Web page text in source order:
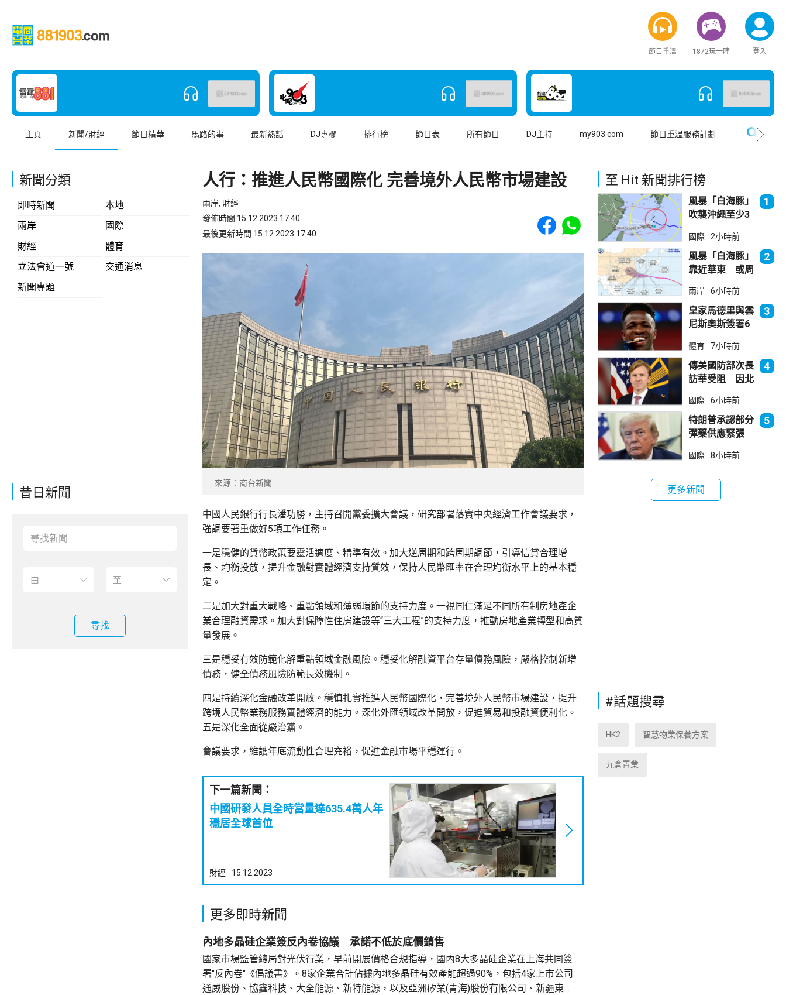
節目重溫 1872玩一陣 登入
主頁 新聞/財經 節目精華 馬路的事 最新熱話 DJ專欄 排行榜 節目表 所有節目 DJ主持 my903.com 節目重溫服務計劃
新聞分類
即時新聞
本地
兩岸
國際
財經
體育
立法會道一號
交通消息
新聞專題
昔日新聞
尋找
人行：推進人民幣國際化 完善境外人民幣市場建設
兩岸, 財經
發佈時間 15.12.2023 17:40
最後更新時間 15.12.2023 17:40
Share to Facebook
Share to WhatsApp
來源：商台新聞
中國人民銀行行長潘功勝，主持召開黨委擴大會議，研究部署落實中央經濟工作會議要求，
強調要著重做好5項工作任務。
一是穩健的貨幣政策要靈活適度、精準有效。加大逆周期和跨周期調節，引導信貸合理增
長、均衡投放，提升金融對實體經濟支持質效，保持人民幣匯率在合理均衡水平上的基本穩
定。
二是加大對重大戰略、重點領域和薄弱環節的支持力度。一視同仁滿足不同所有制房地產企
業合理融資需求。加大對保障性住房建設等“三大工程”的支持力度，推動房地產業轉型和高質
量發展。
三是穩妥有效防範化解重點領域金融風險。穩妥化解融資平台存量債務風險，嚴格控制新增
債務，健全債務風險防範長效機制。
四是持續深化金融改革開放。穩慎扎實推進人民幣國際化，完善境外人民幣市場建設，提升
跨境人民幣業務服務實體經濟的能力。深化外匯領域改革開放，促進貿易和投融資便利化。
五是深化全面從嚴治黨。
會議要求，維護年底流動性合理充裕，促進金融市場平穩運行。
下一篇新聞：
中國研發人員全時當量達635.4萬人年
穩居全球首位
財經 15.12.2023
更多即時新聞
內地多晶硅企業簽反內卷協議 承諾不低於底價銷售
國家市場監管總局對光伏行業，早前開展價格合規指導，國內8大多晶硅企業在上海共同簽
署"反內卷"《倡議書》。8家企業合計佔據內地多晶硅有效產能超過90%，包括4家上市公司
通威股份、協鑫科技、大全能源、新特能源，以及亞洲矽業(青海)股份有限公司、新疆東方
至 Hit 新聞排行榜
風暴「白海豚」
吹襲沖繩至少3
取消
1
國際 2小時前
風暴「白海豚」
靠近華東 或周
2
兩岸 6小時前
皇家馬德里與雲
尼斯奧斯簽署6
3
體育 7小時前
傳美國防部次長
訪華受阻 因北
售
4
國際 6小時前
特朗普承認部分
彈藥供應緊張
成
5
國際 8小時前
更多新聞
#話題搜尋
HK2 智慧物業保養方案
九倉置業